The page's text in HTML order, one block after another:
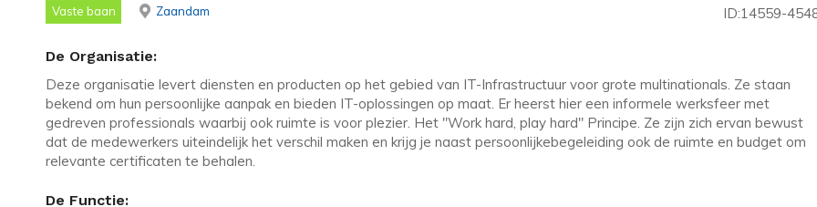
Vaste baan Zaandam ID:14559-
De Organisatie:
Deze organisatie levert diensten en producten op het gebied van IT-Infrastructuur voor grote multinationals. Ze staan
bekend om hun persoonlijke aanpak en bieden IT-oplossingen op maat. Er heerst hier een informele werksfeer met
gedreven professionals waarbij ook ruimte is voor plezier. Het "Work hard, play hard" Principe. Ze zijn zich ervan bewust
dat de medewerkers uiteindelijk het verschil maken en krijg je naast persoonlijkebegeleiding ook de ruimte en budget om
relevante certificaten te behalen.
De Functie: